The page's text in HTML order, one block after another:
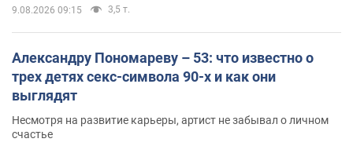
9.08.2026 09:15 3,5 т.
Александру Пономареву – 53: что известно о
трех детях секс-символа 90-х и как они
выглядят
Несмотря на развитие карьеры, артист не забывал о личном
счастье